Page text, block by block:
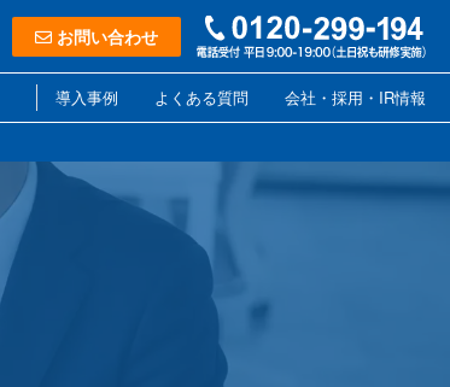
お問い合わせ
導入事例 よくある質問
会社・採用・IR情報